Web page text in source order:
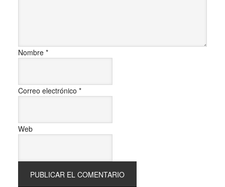
Nombre *
Correo electrónico *
Web